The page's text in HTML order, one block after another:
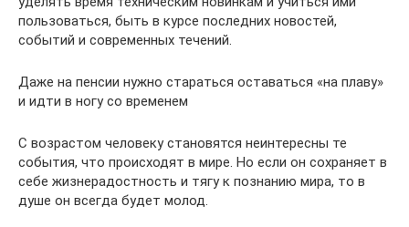
пользоваться, быть в курсе последних новостей,
событий и современных течений.
Даже на пенсии нужно стараться оставаться «на плаву»
и идти в ногу со временем
С возрастом человеку становятся неинтересны те
события, что происходят в мире. Но если он сохраняет в
себе жизнерадостность и тягу к познанию мира, то в
душе он всегда будет молод.